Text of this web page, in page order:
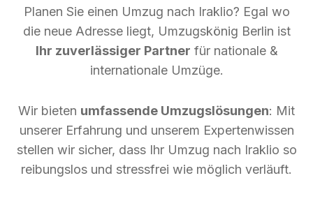
Planen Sie einen Umzug nach Iraklio? Egal wo
die neue Adresse liegt, Umzugskönig Berlin ist
Ihr zuverlässiger Partner für nationale &
internationale Umzüge.
Wir bieten umfassende Umzugslösungen: Mit
unserer Erfahrung und unserem Expertenwissen
stellen wir sicher, dass Ihr Umzug nach Iraklio so
reibungslos und stressfrei wie möglich verläuft.